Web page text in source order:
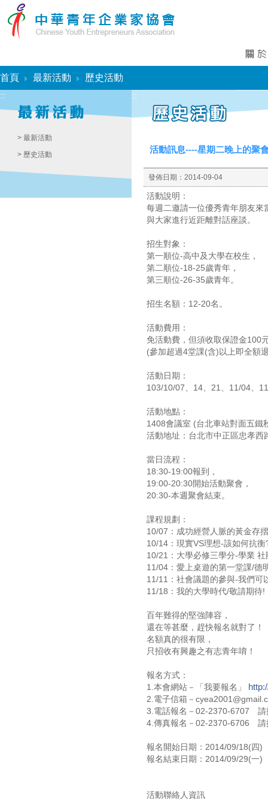
首頁 最新活動 歷史活動
:::
> 最新活動
> 歷史活動
:::
活動訊息----星期二晚上的聚
發佈日期： 2014-09-04
活動說明：
每週二邀請一位優秀青年朋友來
與大家進行近距離對話座談。
招生對象：
第一順位-高中及大學在校生，
第二順位-18-25歲青年，
第三順位-26-35歲青年。
招生名額：12-20名。
活動費用：
免活動費，但須收取保證金100
(參加超過4堂課(含)以上即全額
活動日期：
103/10/07、14、21、11/04、
活動地點：
1408會議室 (台北車站對面五鐵
活動地址：台北市中正區忠孝西
當日流程：
18:30-19:00報到，
19:00-20:30開始活動聚會，
20:30-本週聚會結束。
課程規劃：
10/07：成功經營人脈的黃金存
10/14：現實VS理想-該如何抗
10/21：大學必修三學分-學業
11/04：愛上桌遊的第一堂課/德
11/11：社會議題的參與-我們可
11/18：我的大學時代/敬請期待!
百年難得的堅強陣容，
還在等甚麼，趕快報名就對了！
名額真的很有限，
只招收有興趣之有志青年唷！
報名方式：
1.本會網站－「我要報名」
2.電子信箱－
3.電話報名－02-2370-6707 請
4.傳真報名－02-2370-6706 請
報名開始日期：2014/09/18(四)
報名結束日期：2014/09/29(一)
活動聯絡人資訊